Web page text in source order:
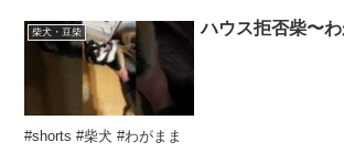
柴犬・豆柴 ハウス拒否柴〜
#shorts #柴犬 #わがまま